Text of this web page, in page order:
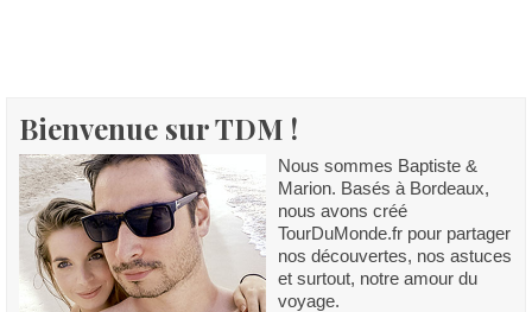
Bienvenue sur TDM !
Nous sommes Baptiste &
Marion. Basés à Bordeaux,
nous avons créé
TourDuMonde.fr pour partager
nos découvertes, nos astuces
et surtout, notre amour du
voyage.